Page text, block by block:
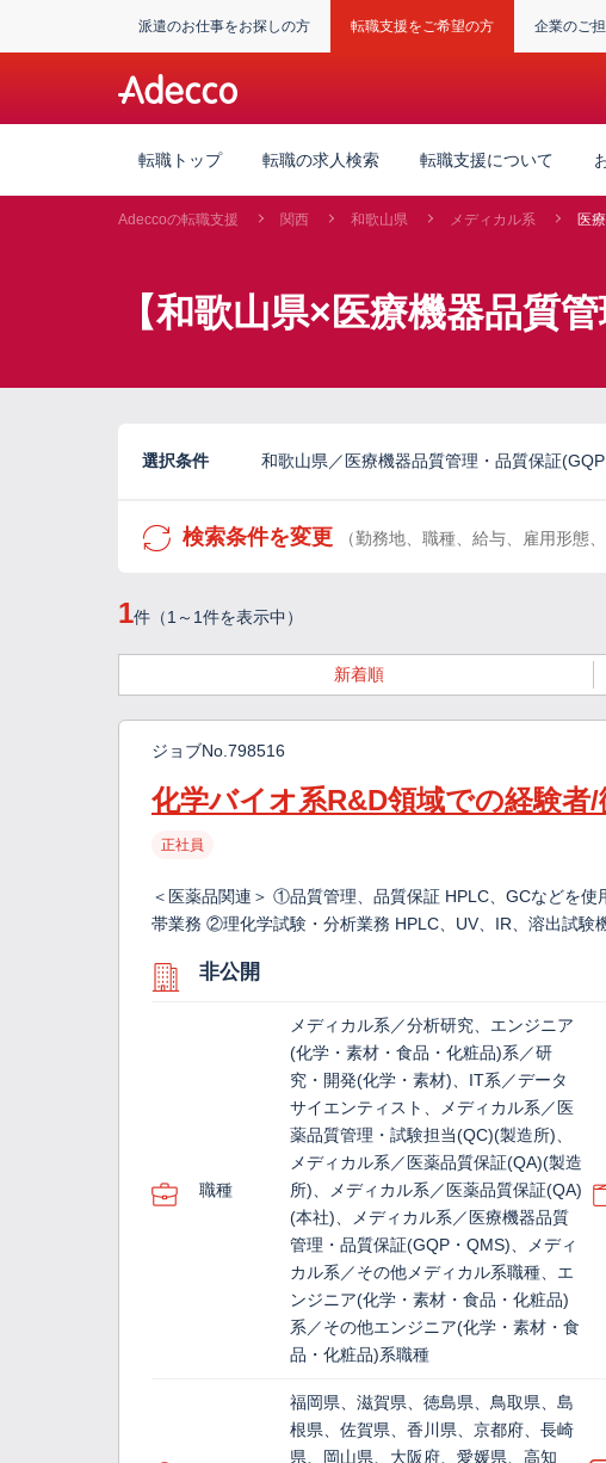
派遣のお仕事をお探しの方 転職支援をご希望の方 企業のご
転職トップ 転職の求人検索 転職支援について
Adeccoの転職支援 関西 和歌山県 メディカル系 医
【和歌山県×医療機器品質
選択条件 和歌山県／医療機器品質管理・品質保証
検索条件を変更 （勤務地、職種、給与、雇用形態
1件（1～1件を表示中）
新着順
ジョブNo.798516
化学バイオ系R&D領域での経験者/
正社員
＜医薬品関連＞ ①品質管理、品質保証 HPLC、GCなどを
帯業務 ②理化学試験・分析業務 HPLC、UV、IR、溶出試験
非公開
職種
メディカル系／分析研究、エンジニア
(化学・素材・食品・化粧品)系／研
究・開発(化学・素材)、IT系／データ
サイエンティスト、メディカル系／医
薬品質管理・試験担当(QC)(製造所)、
メディカル系／医薬品質保証(QA)(製造
所)、メディカル系／医薬品質保証(QA)
(本社)、メディカル系／医療機器品質
管理・品質保証(GQP・QMS)、メディ
カル系／その他メディカル系職種、エ
ンジニア(化学・素材・食品・化粧品)
系／その他エンジニア(化学・素材・食
品・化粧品)系職種
福岡県、滋賀県、徳島県、鳥取県、島
根県、佐賀県、香川県、京都府、長崎
県、岡山県、大阪府、愛媛県、高知